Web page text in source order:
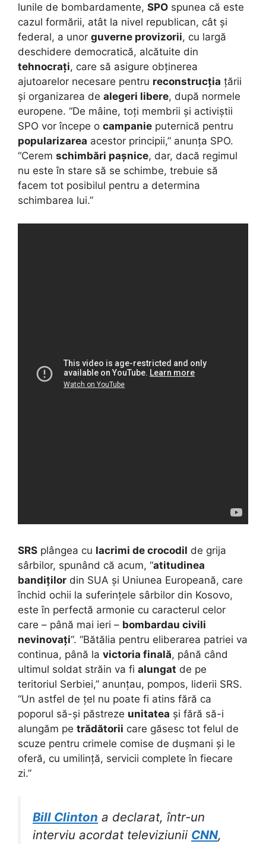
lunile de bombardamente, SPO spunea că este
cazul formării, atât la nivel republican, cât și
federal, a unor guverne provizorii, cu largă
deschidere democratică, alcătuite din
tehnocrați, care să asigure obținerea
ajutoarelor necesare pentru reconstrucția țării
și organizarea de alegeri libere, după normele
europene. “De mâine, toți membrii și activiștii
SPO vor începe o campanie puternică pentru
popularizarea acestor principii,” anunța SPO.
“Cerem schimbări pașnice, dar, dacă regimul
nu este în stare să se schimbe, trebuie să
facem tot posibilul pentru a determina
schimbarea lui.”
SRS plângea cu lacrimi de crocodil de grija
sârbilor, spunând că acum, “atitudinea
bandiților din SUA și Uniunea Europeană, care
închid ochii la suferințele sârbilor din Kosovo,
este în perfectă armonie cu caracterul celor
care – până mai ieri – bombardau civili
nevinovați“. “Bătălia pentru eliberarea patriei va
continua, până la victoria finală, până când
ultimul soldat străin va fi alungat de pe
teritoriul Serbiei,” anunțau, pompos, liderii SRS.
“Un astfel de țel nu poate fi atins fără ca
poporul să-și păstreze unitatea și fără să-i
alungăm pe trădătorii care găsesc tot felul de
scuze pentru crimele comise de dușmani și le
oferă, cu umilință, servicii complete în fiecare
zi.”
Bill Clinton a declarat, într-un
interviu acordat televiziunii CNN,